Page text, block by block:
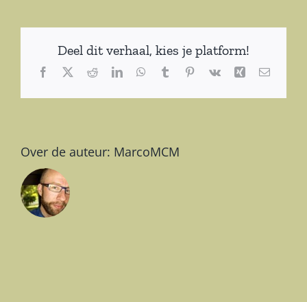
Deel dit verhaal, kies je platform!
Facebook
X RedditLinkedInWhatsApp
TumblrPinterest
Vk Xing E-
Over de auteur: MarcoMCM